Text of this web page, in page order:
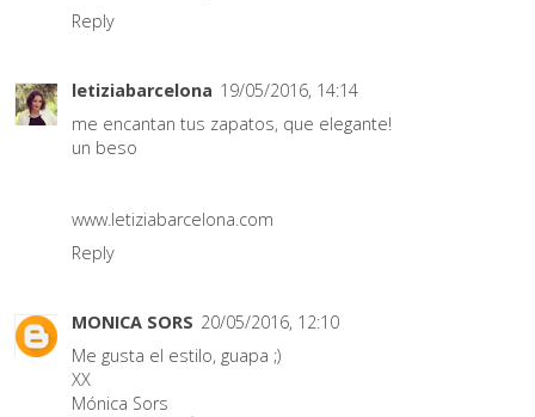
Reply
letiziabarcelona 19/05/2016, 14:14
me encantan tus zapatos, que elegante!
un beso
www.letiziabarcelona.com
Reply
MONICA SORS 20/05/2016, 12:10
Me gusta el estilo, guapa ;)
XX
Mónica Sors